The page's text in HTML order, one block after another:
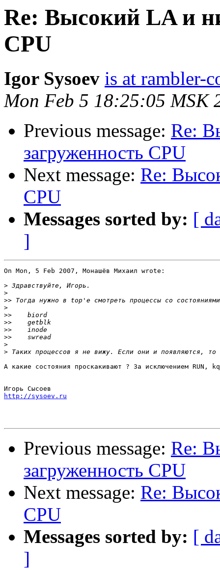
Re: Высокий LA и
CPU
Igor Sysoev is at rambler-
Mon Feb 5 18:25:05 MSK
Previous message: Re:
загруженность CPU
Next message: Re:
CPU
Messages sorted by: [
]
On Mon, 5 Feb 2007, Монашёв Михаил wrote:
>
>
>>
>
>>
>>
>>
>>
>
>
А какие состояния проскакивают ? За исключением
http://sysoev.ru
Previous message: Re:
загруженность CPU
Next message: Re:
CPU
Messages sorted by: [
]